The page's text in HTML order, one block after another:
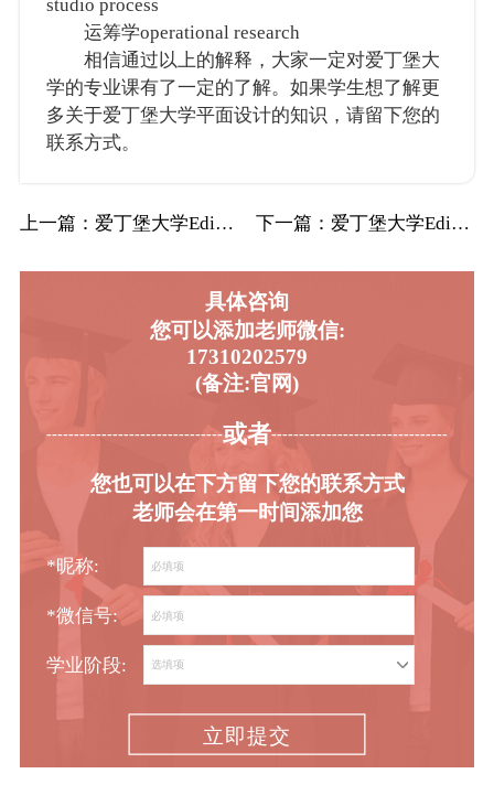
studio process
运筹学operational research
相信通过以上的解释，大家一定对爱丁堡大
学的专业课有了一定的了解。如果学生想了解更
多关于爱丁堡大学平面设计的知识，请留下您的
联系方式。
上一篇 ：爱丁堡大学Edin爱大商业与经济学辅导补… 下一篇 ：爱丁堡大学Edin爱大景观建筑辅导补习补…
具体咨询
您可以添加老师微信:
17310202579
(备注:官网)
或者
您也可以在下方留下您的联系方式
老师会在第一时间添加您
*昵称:
*微信号:
学业阶段:
立即提交